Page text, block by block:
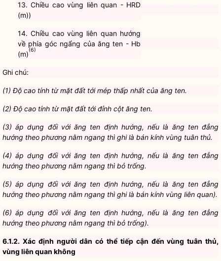
13. Chiều cao vùng liên quan - HRD
(m))
14. Chiều cao vùng liên quan hướng
về phía góc ngẩng của ăng ten - Hb
(m)(6)
Ghi chú:
(1) Độ cao tính từ mặt đất tới mép thấp nhất của ăng ten.
(2) Độ cao tính từ mặt đất tới đỉnh cột ăng ten.
(3)áp dụng đối với ăng ten định hướng, nếu là ăng ten đẳng
hướng theo phương nằm ngang thì ghi là bán kính vùng tuân thủ.
(4)áp dụng đối với ăng ten định hướng, nếu là ăng ten đẳng
hướng theo phương nằm ngang thì bỏ trống.
(5)áp dụng đối với ăng ten định hướng, nếu là ăng ten đẳng
hướng theo phương nằm ngang thì ghi là bán kính vùng liên quan).
(6)áp dụng đối với ăng ten định hướng, nếu là ăng ten đẳng
hướng theo phương nằm ngang thì bỏ trống).
6.1.2. Xác định người dân có thể tiếp cận đến vùng tuân thủ,
vùng liên quan không